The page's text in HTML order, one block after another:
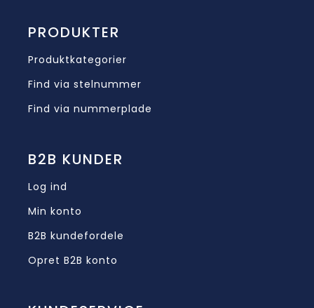
PRODUKTER
Produktkategorier
Find via stelnummer
Find via nummerplade
B2B KUNDER
Log ind
Min konto
B2B kundefordele
Opret B2B konto